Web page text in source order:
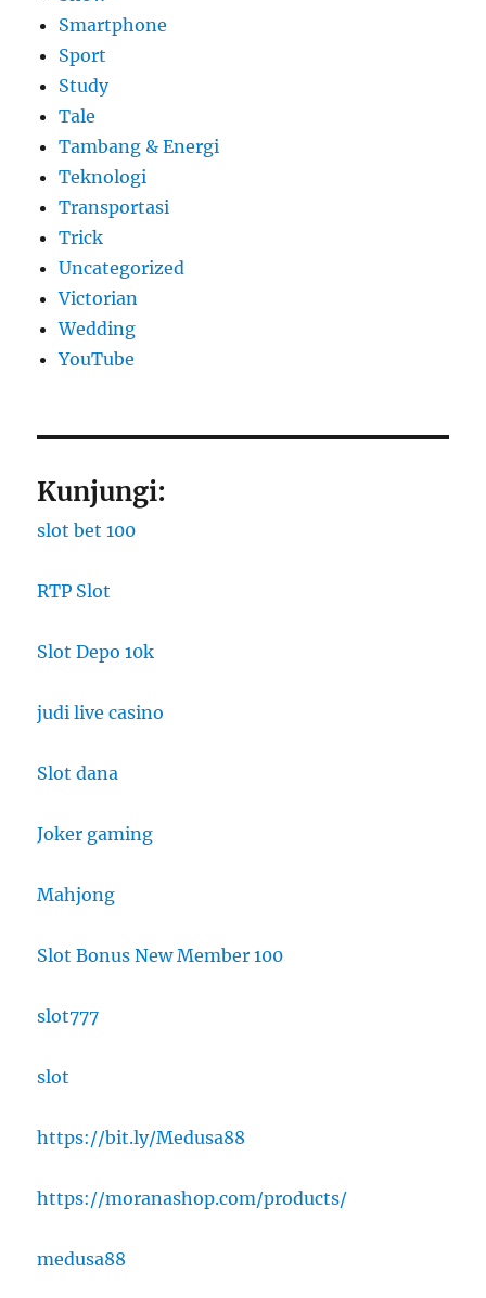
Smartphone
Sport
Study
Tale
Tambang & Energi
Teknologi
Transportasi
Trick
Uncategorized
Victorian
Wedding
YouTube
Kunjungi:
slot bet 100
RTP Slot
Slot Depo 10k
judi live casino
Slot dana
Joker gaming
Mahjong
Slot Bonus New Member 100
slot777
slot
https://bit.ly/Medusa88
https://moranashop.com/products/
medusa88